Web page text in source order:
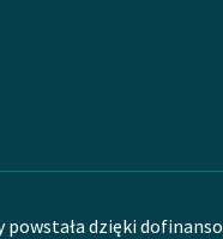
dzięki